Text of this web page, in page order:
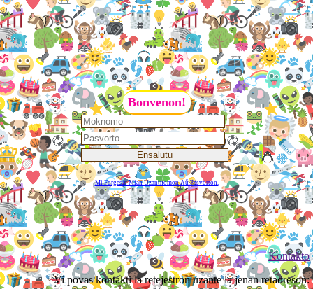
Bonvenon!
Mi Forgesis Mian Uzantnomon Aŭ Pasvorton.
Kontakto
Vi povas kontakti la retejestron uzante la jenan retadreson: